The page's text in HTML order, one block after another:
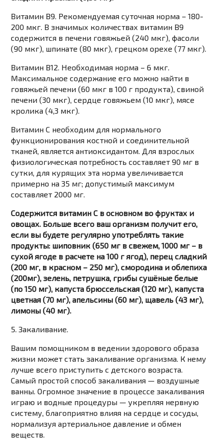
Витамин В9. Рекомендуемая суточная норма – 180-
200 мкг. В значимых количествах витамин В9
содержится в печени говяжьей (240 мкг), фасоли
(90 мкг), шпинате (80 мкг), грецком орехе (77 мкг).
Витамин В12. Необходимая норма – 6 мкг.
Максимальное содержание его можно найти в
говяжьей печени (60 мкг в 100 г продукта), свиной
печени (30 мкг), сердце говяжьем (10 мкг), мясе
кролика (4,3 мкг).
Витамин С необходим для нормального
функционирования костной и соединительной
тканей, является антиоксидантом. Для взрослых
физиологическая потребность составляет 90 мг в
сутки, для курящих эта норма увеличивается
примерно на 35 мг; допустимый максимум
составляет 2000 мг.
Содержится витамин С в основном во фруктах и
овощах. Больше всего ваш организм получит его,
если вы будете регулярно употреблять такие
продукты: шиповник (650 мг в свежем, 1000 мг – в
сухой ягоде в расчете на 100 г ягод), перец сладкий
(200 мг, в красном – 250 мг), смородина и облепиха
(200мг), зелень, петрушка, грибы сушёные белые
(по 150 мг), капуста брюссельская (120 мг), капуста
цветная (70 мг), апельсины (60 мг), щавель (43 мг),
лимоны (40 мг).
5. Закаливание.
Вашим помощником в ведении здорового образа
жизни может стать закаливание организма. К нему
лучше всего приступить с детского возраста.
Самый простой способ закаливания — воздушные
ванны. Огромное значение в процессе закаливания
играю и водные процедуры — укрепляя нервную
систему, благоприятно влияя на сердце и сосуды,
нормализуя артериальное давление и обмен
веществ.